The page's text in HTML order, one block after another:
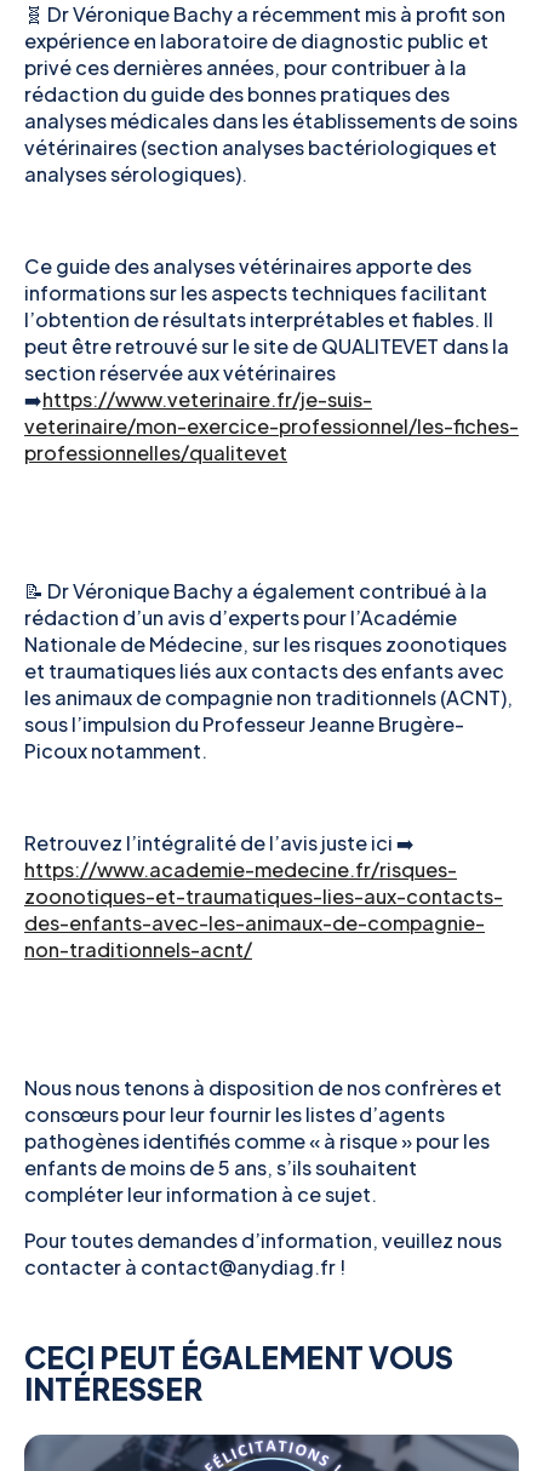
🧬 Dr Véronique Bachy a récemment mis à profit son
expérience en laboratoire de diagnostic public et
privé ces dernières années, pour contribuer à la
rédaction du guide des bonnes pratiques des
analyses médicales dans les établissements de soins
vétérinaires (section analyses bactériologiques et
analyses sérologiques).
Ce guide des analyses vétérinaires apporte des
informations sur les aspects techniques facilitant
l’obtention de résultats interprétables et fiables. Il
peut être retrouvé sur le site de QUALITEVET dans la
section réservée aux vétérinaires
➡️https://www.veterinaire.fr/je-suis-
veterinaire/mon-exercice-professionnel/les-fiches-
professionnelles/qualitevet
📝 Dr Véronique Bachy a également contribué à la
rédaction d’un avis d’experts pour l’Académie
Nationale de Médecine, sur les risques zoonotiques
et traumatiques liés aux contacts des enfants avec
les animaux de compagnie non traditionnels (ACNT),
sous l’impulsion du Professeur Jeanne Brugère-
Picoux notamment.
Retrouvez l’intégralité de l’avis juste ici ➡️
https://www.academie-medecine.fr/risques-
zoonotiques-et-traumatiques-lies-aux-contacts-
des-enfants-avec-les-animaux-de-compagnie-
non-traditionnels-acnt/
Nous nous tenons à disposition de nos confrères et
consœurs pour leur fournir les listes d’agents
pathogènes identifiés comme « à risque » pour les
enfants de moins de 5 ans, s’ils souhaitent
compléter leur information à ce sujet.
Pour toutes demandes d’information, veuillez nous
contacter à contact@anydiag.fr !
CECI PEUT ÉGALEMENT VOUS
INTÉRESSER